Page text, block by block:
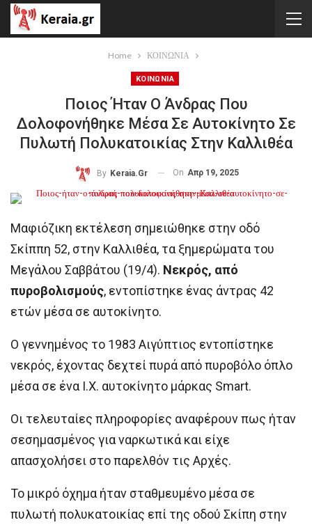
Home ΚΟΙΝΩΝΙΑ
ΚΟΙΝΩΝΙΑ
Ποιος Ήταν Ο Άνδρας Που
Δολοφονήθηκε Μέσα Σε Αυτοκίνητο Σε
Πυλωτή Πολυκατοικίας Στην Καλλιθέα
By Keraia.gr On Απρ 19, 2025
Μαφιόζικη εκτέλεση σημειώθηκε στην οδό
Σκίππη 52, στην Καλλιθέα, τα ξημερώματα του
Μεγάλου Σαββάτου (19/4). Νεκρός, από
πυροβολισμούς, εντοπίστηκε ένας άντρας 42
ετών μέσα σε αυτοκίνητο.
Ο γεννημένος το 1983 Αιγύπτιος εντοπίστηκε
νεκρός, έχοντας δεχτεί πυρά από πυροβόλο όπλο
μέσα σε ένα Ι.Χ. αυτοκίνητο μάρκας Smart.
Οι τελευταίες πληροφορίες αναφέρουν πως ήταν
σεσημασμένος για ναρκωτικά και είχε
απασχολήσει στο παρελθόν τις Αρχές.
Το μικρό όχημα ήταν σταθμευμένο μέσα σε
πυλωτή πολυκατοικίας επί της οδού Σκίπη στην